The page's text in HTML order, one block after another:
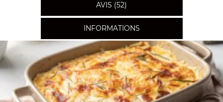
AVIS (52)
INFORMATIONS